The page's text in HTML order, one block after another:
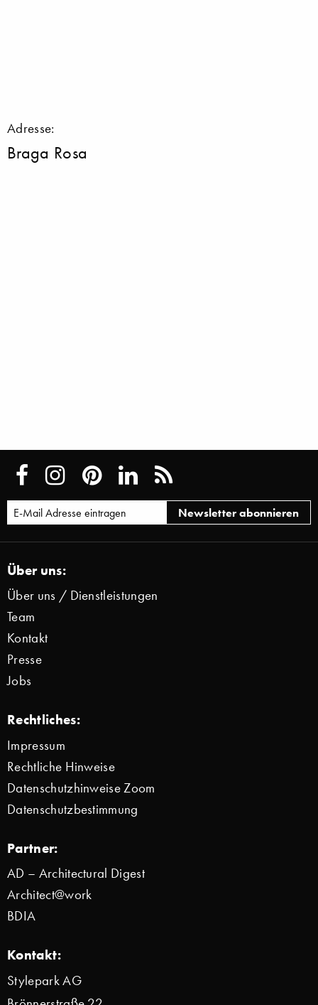
Adresse:
Braga Rosa
Über uns:
Über uns / Dienstleistungen
Team
Kontakt
Presse
Jobs
Rechtliches:
Impressum
Rechtliche Hinweise
Datenschutzhinweise Zoom
Datenschutzbestimmung
Partner:
AD – Architectural Digest
Architect@work
BDIA
Kontakt:
Stylepark AG